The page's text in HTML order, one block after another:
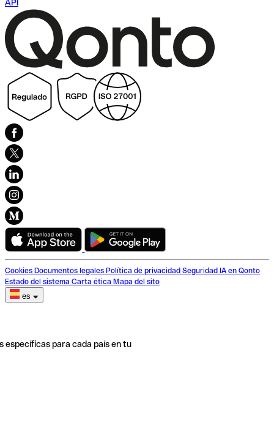
API
Cookies Documentos legales Política de privacidad Seguridad IA en Qonto
Estado del sistema Carta ética Mapa del sito
es
específicas para cada país en tu